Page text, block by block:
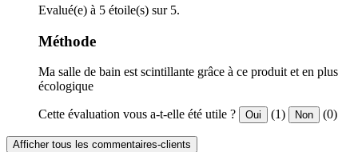
Evalué(e) à 5 étoile(s) sur 5.
Méthode
Ma salle de bain est scintillante grâce à ce produit et en plus
écologique
Cette évaluation vous a-t-elle été utile ? Oui (1) Non (0)
Afficher tous les commentaires-clients